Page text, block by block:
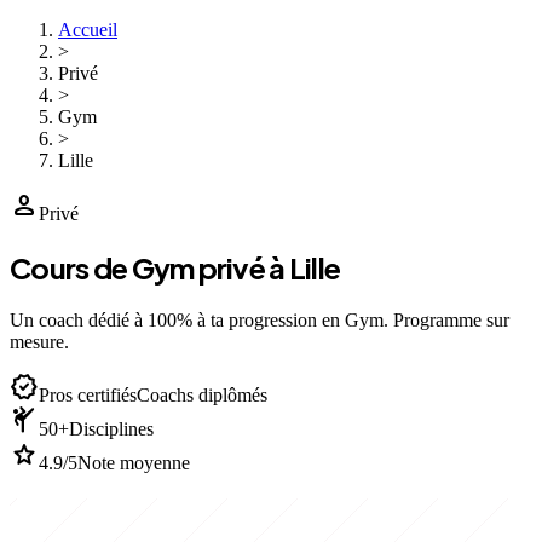
Accueil
>
Privé
>
Gym
>
Lille
person Privé
Cours de Gym privé à Lille
Un coach dédié à 100% à ta progression en Gym. Programme sur
mesure.
verifiedPros certifiésCoachs diplômés
sports_martial_arts 50+Disciplines
star4.9/5Note moyenne